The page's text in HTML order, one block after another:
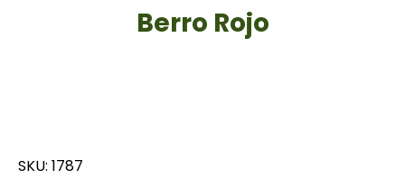
Berro Rojo
SKU: 1787